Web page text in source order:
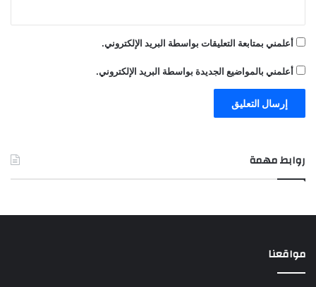
أعلمني بمتابعة التعليقات بواسطة البريد الإلكتروني.
أعلمني بالمواضيع الجديدة بواسطة البريد الإلكتروني.
روابط مهمة
مواقعنا